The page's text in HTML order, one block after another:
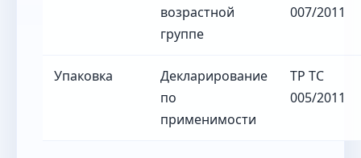
возрастной
группе
007/2011
Упаковка
Декларирование
по
применимости
ТР ТС
005/2011